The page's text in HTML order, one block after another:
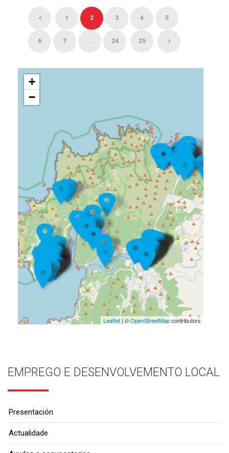
1 2 3 4 5
6 7 ... 24 25
+
−
Leaflet| ©OpenStreetMapcontributors
EMPREGO E DESENVOLVEMENTO LOCAL
Presentación
Actualidade